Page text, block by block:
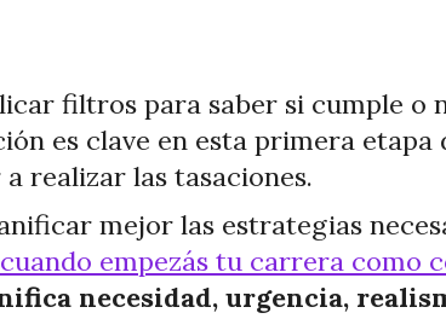
filtros para saber si cumple o
es clave en esta primera
realizar las tasaciones.
mejor las estrategias
empezás tu carrera como
necesidad, urgencia,